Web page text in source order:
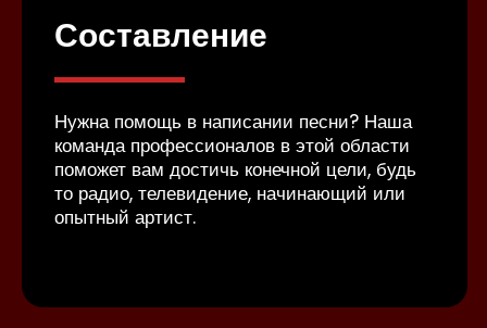
Составление
Нужна помощь в написании песни? Наша
команда профессионалов в этой области
поможет вам достичь конечной цели, будь
то радио, телевидение, начинающий или
опытный артист.